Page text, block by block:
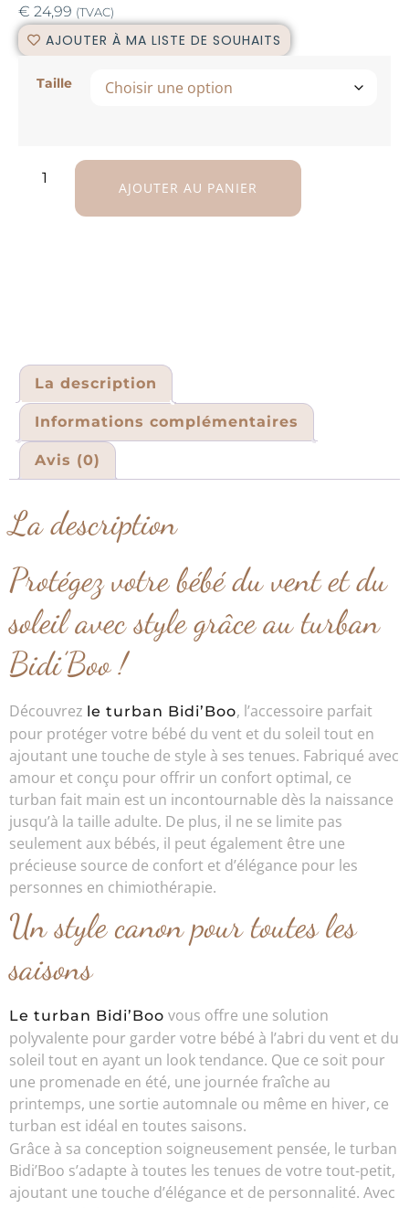
€ 24,99 (TVAC)
AJOUTER À MA LISTE DE SOUHAITS
Taille
AJOUTER AU PANIER
La description
Informations complémentaires
Avis (0)
La description
Protégez votre bébé du vent et du
soleil avec style grâce au turban
Bidi’Boo !
Découvrez le turban Bidi’Boo, l’accessoire parfait
pour protéger votre bébé du vent et du soleil tout en
ajoutant une touche de style à ses tenues. Fabriqué avec
amour et conçu pour offrir un confort optimal, ce
turban fait main est un incontournable dès la naissance
jusqu’à la taille adulte. De plus, il ne se limite pas
seulement aux bébés, il peut également être une
précieuse source de confort et d’élégance pour les
personnes en chimiothérapie.
Un style canon pour toutes les
saisons
Le turban Bidi’Boo vous offre une solution
polyvalente pour garder votre bébé à l’abri du vent et du
soleil tout en ayant un look tendance. Que ce soit pour
une promenade en été, une journée fraîche au
printemps, une sortie automnale ou même en hiver, ce
turban est idéal en toutes saisons.
Grâce à sa conception soigneusement pensée, le turban
Bidi’Boo s’adapte à toutes les tenues de votre tout-petit,
ajoutant une touche d’élégance et de personnalité. Avec